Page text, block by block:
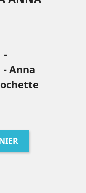
-
- Anna